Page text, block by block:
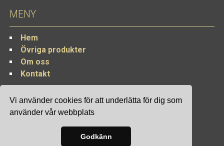
Vi använder cookies för att underlätta för dig som
använder vår webbplats
Godkänn
MENY
Hem
Övriga produkter
Om oss
Kontakt